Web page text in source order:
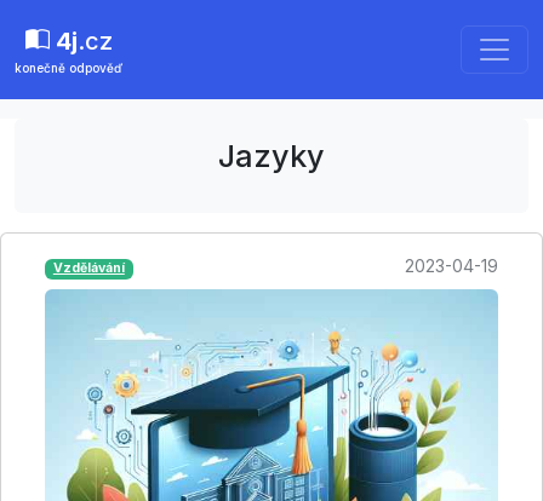
4j.cz
konečně odpověď
Jazyky
Vzdělávání 2023-04-19